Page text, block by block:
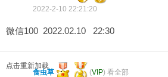
2022-2-10 22:21:20
微信100 2022.02.10 22:30
点击重新加载
食虫草 (VIP) 看全部